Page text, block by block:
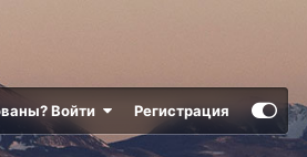
Войти Регистрация